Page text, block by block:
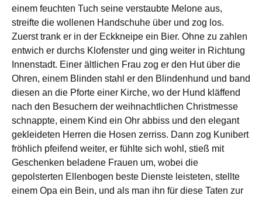
einem feuchten Tuch seine verstaubte Melone aus,
streifte die wollenen Handschuhe über und zog los.
Zuerst trank er in der Eckkneipe ein Bier. Ohne zu zahlen
entwich er durchs Klofenster und ging weiter in Richtung
Innenstadt. Einer ältlichen Frau zog er den Hut über die
Ohren, einem Blinden stahl er den Blindenhund und band
diesen an die Pforte einer Kirche, wo der Hund kläffend
nach den Besuchern der weihnachtlichen Christmesse
schnappte, einem Kind ein Ohr abbiss und den elegant
gekleideten Herren die Hosen zerriss. Dann zog Kunibert
fröhlich pfeifend weiter, er fühlte sich wohl, stieß mit
Geschenken beladene Frauen um, wobei die
gepolsterten Ellenbogen beste Dienste leisteten, stellte
einem Opa ein Bein, und als man ihn für diese Taten zur